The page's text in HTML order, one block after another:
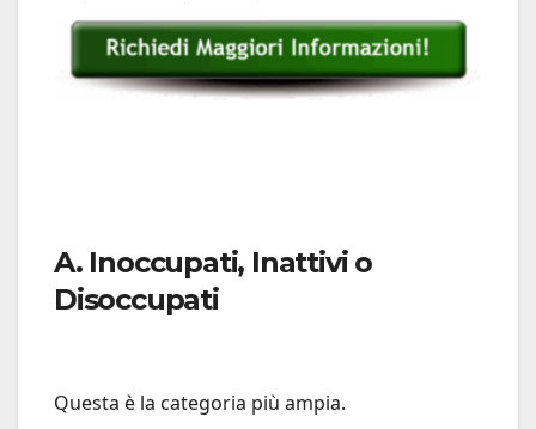
A. Inoccupati, Inattivi o
Disoccupati
Questa è la categoria più ampia.